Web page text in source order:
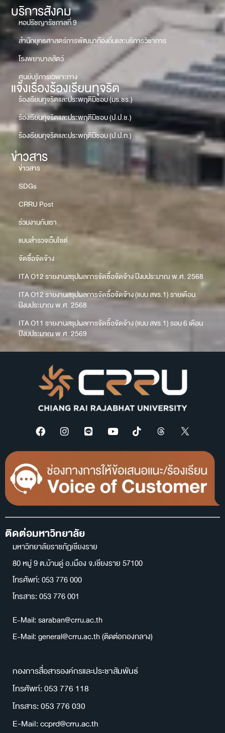
บริการสังคม
หอปรัชญารัชกาลที่ 9
สำนักยุทธศาสตร์การพัฒนาท้องถิ่นและบริการวิชาการ
โรงพยาบาลสัตว์
ศูนย์บริการเฉพาะทาง
แจ้งเรื่องร้องเรียนทุจริต
ร้องเรียนทุจริตและประพฤติมิชอบ (มร.ชร.)
ร้องเรียนทุจริตและประพฤติมิชอบ (ป.ป.ช.)
ร้องเรียนทุจริตและประพฤติมิชอบ (ป.ป.ท.)
ข่าวสาร
ข่าวสาร
SDGs
CRRU Post
ร่วมงานกับเรา
แบบสำรวจเว็บไซต์
จัดซื้อจัดจ้าง
ITA O12 รายงานสรุปผลการจัดซื้อจัดจ้าง ปีงบประมาณ พ.ศ. 2568
ITA O12 รายงานสรุปผลการจัดซื้อจัดจ้าง (แบบ สขร.1) รายเดือน
ปีงบประมาณ พ.ศ. 2568
ITA O11 รายงานสรุปผลการจัดซื้อจัดจ้าง (แบบ สขร.1) รอบ 6 เดือน
ปีงบประมาณ พ.ศ. 2569
ติดต่อมหาวิทยาลัย
มหาวิทยาลัยราชภัฏเชียงราย
80 หมู่ 9 ต.บ้านดู่ อ.เมือง จ.เชียงราย 57100
โทรศัพท์: 053 776 000
โทรสาร: 053 776 001
E-Mail: saraban@crru.ac.th
E-Mail: general@crru.ac.th (ติดต่อกองกลาง)
กองการสื่อสารองค์กรและประชาสัมพันธ์
โทรศัพท์: 053 776 118
โทรสาร: 053 776 030
E-Mail: ccprd@crru.ac.th